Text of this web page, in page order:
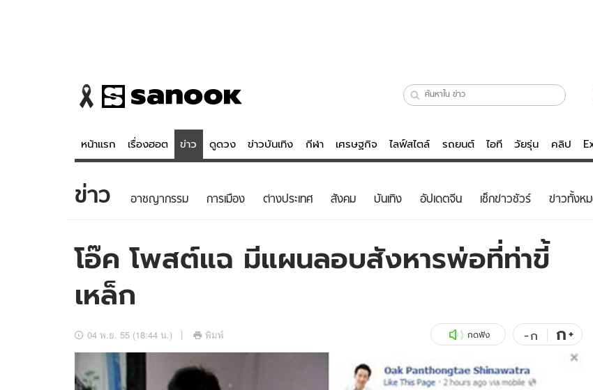
หน้าแรก เรื่องฮอต ข่าว ดูดวง ข่าวบันเทิง กีฬา เศรษฐกิจ ไลฟ์สไตล์ รถยนต์ ไอที วัยรุ่น คลิป
ข่าว
ข่าวบันเทิง
ข่าวกีฬา
ข่าวเศรษฐกิจ
อัปเดตจีน
เช็กข่าวชัวร์
ดูดวง - ตรวจหวย
สถิติหวยไทย
ไลฟ์สไตล์
วัยรุ่น
สุขภาพ
Tasteful Thailand
บัน
ดูทีวี
WeTV
ข่าว อาชญากรรม การเมือง ต่างประเทศ สังคม บันเทิง อัปเดตจีน เช็กข่าวชัวร์ ข่าวทั้งห
โอ๊ค โพสต์แฉ มีแผนลอบสังหารพ่อที่ท่าขี้
เหล็ก
04 พ.ย. 55 (18:44 น.) พิมพ์ กดฟัง -ก ก+